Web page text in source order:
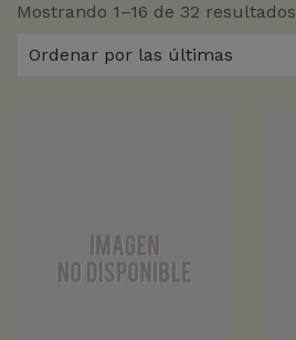
Mostrando 1–16 de 32 resultados
Ordenar por las últimas